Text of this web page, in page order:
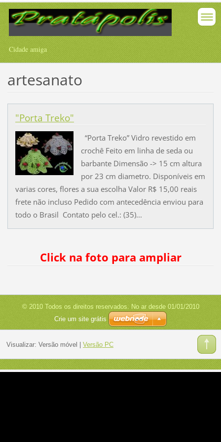
Cidade amiga
artesanato
"Porta Treko"
“Porta Treko” Vidro revestido em
crochê Feito em linha de seda ou
barbante Dimensão -> 15 cm altura
por 23 cm diametro. Disponíveis em
varias cores, flores a sua escolha Valor R$ 15,00 reais
frete não incluso Pedido com antecedência enviou para
todo o Brasil Contato pelo cel.: (35)...
Click na foto para ampliar
© 2010 Todos os direitos reservados. No ar desde 01/01/2010
Crie um site grátis
Visualizar: Versão móvel Versão PC